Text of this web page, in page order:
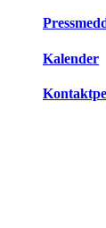
Kalender